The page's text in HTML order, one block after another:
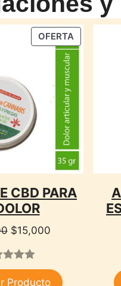
OFERTAPRODUCTO
EN
CBD PARA
El
original
$15,000El
es:
Producto